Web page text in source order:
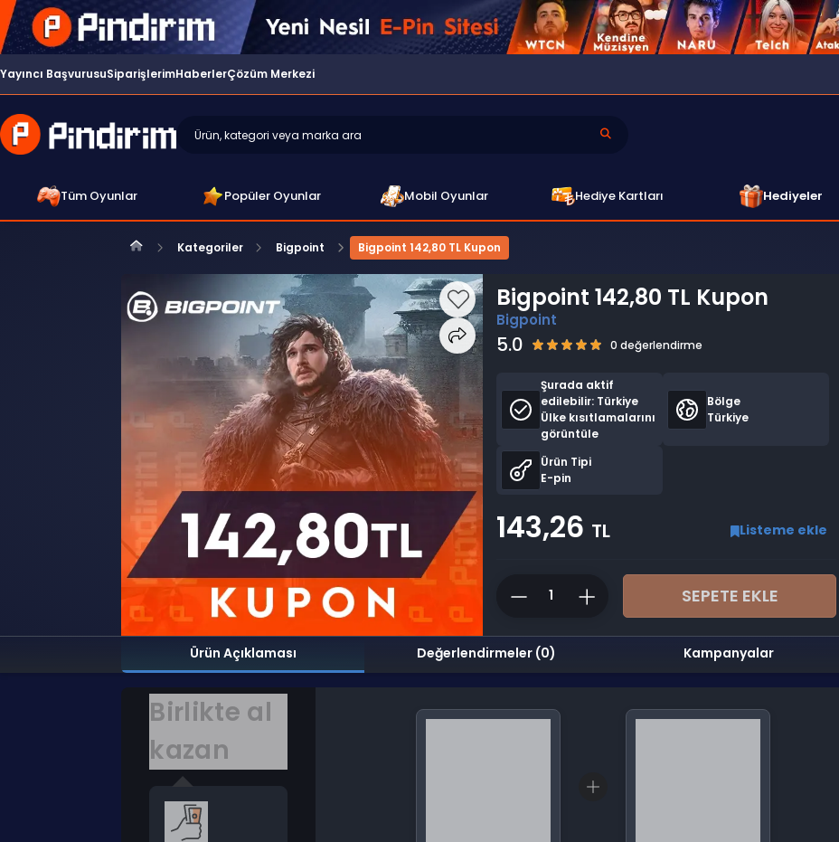
Yayıncı BaşvurusuSiparişlerimHaberlerÇözüm Merkezi
Tüm Oyunlar Popüler Oyunlar Mobil Oyunlar Hediye Kartları Hediyeler
Kategoriler Bigpoint Bigpoint 142,80 TL Kupon
Bigpoint 142,80 TL Kupon
Bigpoint
5.0 0 değerlendirme
Şurada aktif
edilebilir: Türkiye
Ülke kısıtlamalarını
görüntüle
Bölge
Türkiye
Ürün Tipi
E-pin
143,26 TL Listeme ekle
SEPETE EKLE
Ürün Açıklaması Değerlendirmeler (0) Kampanyalar
Birlikte al
kazan